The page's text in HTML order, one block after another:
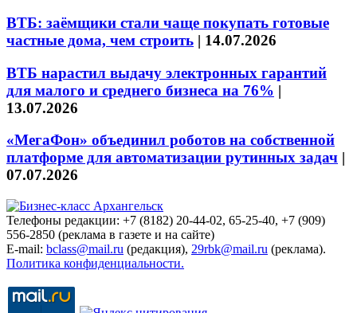
ВТБ: заёмщики стали чаще покупать готовые
частные дома, чем строить | 14.07.2026
ВТБ нарастил выдачу электронных гарантий
для малого и среднего бизнеса на 76% |
13.07.2026
«МегаФон» объединил роботов на собственной
платформе для автоматизации рутинных задач |
07.07.2026
Телефоны редакции: +7 (8182) 20-44-02, 65-25-40, +7 (909)
556-2850 (реклама в газете и на сайте)
E-mail: bclass@mail.ru (редакция), 29rbk@mail.ru (реклама).
Политика конфиденциальности.